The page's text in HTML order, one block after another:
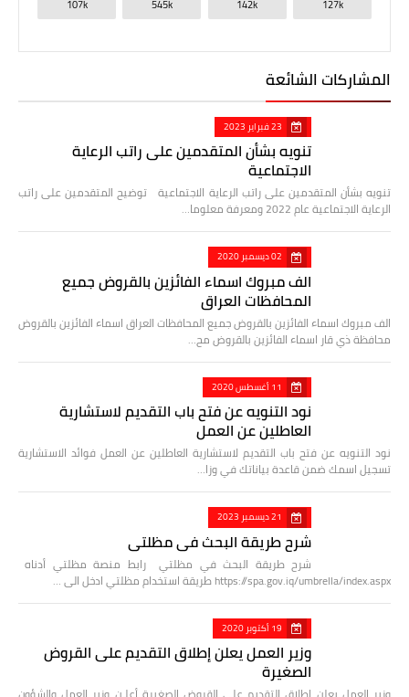
127k
142k
545k
107k
المشاركات الشائعة
23 فبراير 2023
تنويه بشأن المتقدمين على راتب الرعاية
الاجتماعية
تنويه بشأن المتقدمين على راتب الرعاية الاجتماعية توضيح المتقدمين على راتب
الرعاية الاجتماعية عام 2022 ومعرفة معلوما…
02 ديسمبر 2020
الف مبروك اسماء الفائزين بالقروض جميع
المحافظات العراق
الف مبروك اسماء الفائزين بالقروض جميع المحافظات العراق اسماء الفائزين بالقروض
محافظة ذي قار اسماء الفائزين بالقروض مح…
11 أغسطس 2020
نود التنويه عن فتح باب التقديم لاستشارية
العاطلين عن العمل
نود التنويه عن فتح باب التقديم لاستشارية العاطلين عن العمل فوائد الاستشارية
تسجيل اسمك ضمن قاعدة بياناتك في وزا…
21 ديسمبر 2023
شرح طريقة البحث في مظلتي
شرح طريقة البحث في مظلتي رابط منصة مظلتي أدناه
https://spa.gov.iq/umbrella/index.aspx طريقة استخدام مظلتي ادخل الى …
19 أكتوبر 2020
وزير العمل يعلن إطلاق التقديم على القروض
الصغيرة